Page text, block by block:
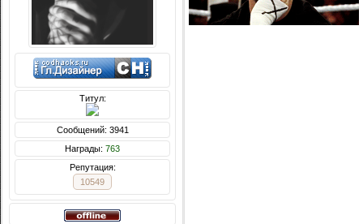
Титул:
Сообщений: 3941
Награды: 763
Репутация:
10549